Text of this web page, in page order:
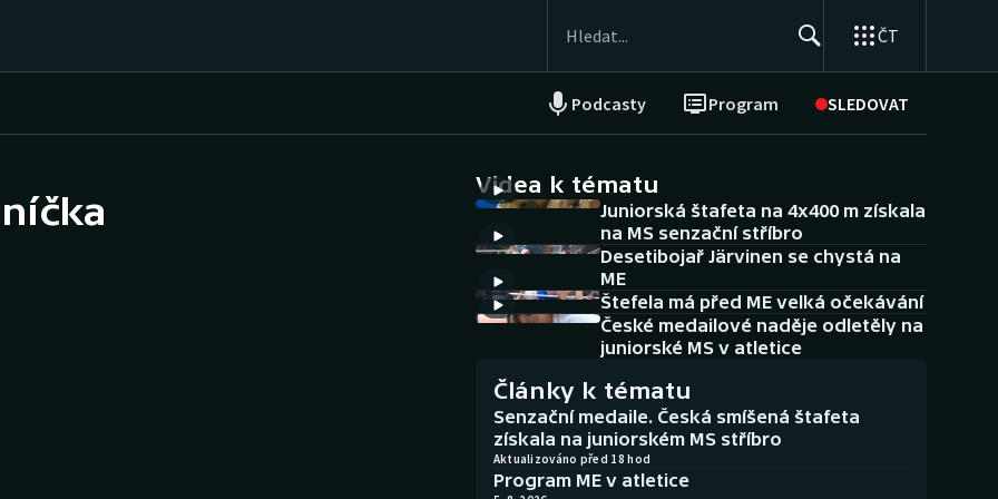
ČT
Podcasty Program SLEDOVAT
Jezdectví
NEPŘEHLÉDNĚTE
Historické návraty
Aplikace ČT sport
AZ kvíz
Videa k tématu
Juniorská štafeta na 4x400 m získala
na MS senzační stříbro
Desetibojař Järvinen se chystá na
ME
Štefela má před ME velká očekávání
České medailové naděje odletěly na
juniorské MS v atletice
Články k tématu
Senzační medaile. Česká smíšená štafeta
získala na juniorském MS stříbro
Aktualizováno před 18 hod
Program ME v atletice